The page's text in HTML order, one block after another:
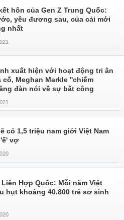
hôn của Gen Z Trung Quốc:
yêu đương sau, của cải mới
nhất
xuất hiện với hoạt động tri ân
cố, Meghan Markle ''chiếm
đàn nói về sự bất công
có 1,5 triệu nam giới Việt Nam
vợ
Hợp Quốc: Mỗi năm Việt
hụt khoảng 40.800 trẻ sơ sinh